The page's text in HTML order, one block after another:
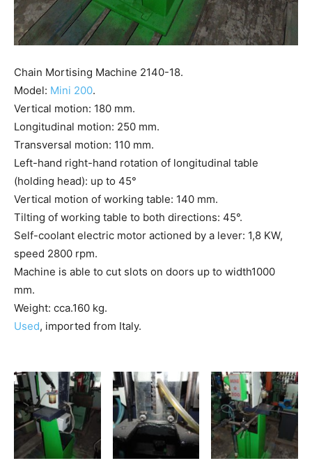
Chain Mortising Machine 2140-18.
Model: Mini 200.
Vertical motion: 180 mm.
Longitudinal motion: 250 mm.
Transversal motion: 110 mm.
Left-hand right-hand rotation of longitudinal table
(holding head): up to 45°
Vertical motion of working table: 140 mm.
Tilting of working table to both directions: 45°.
Self-coolant electric motor actioned by a lever: 1,8 KW,
speed 2800 rpm.
Machine is able to cut slots on doors up to width1000
mm.
Weight: cca.160 kg.
Used, imported from Italy.